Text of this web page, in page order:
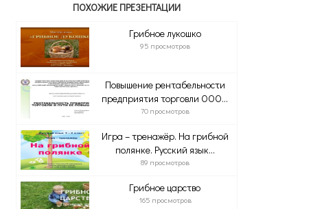
ПОХОЖИЕ ПРЕЗЕНТАЦИИ
Грибное лукошко
95 просмотров
Повышение рентабельности
предприятия торговли ООО...
70 просмотров
Игра – тренажёр. На грибной
полянке. Русский язык...
89 просмотров
Грибное царство
165 просмотров